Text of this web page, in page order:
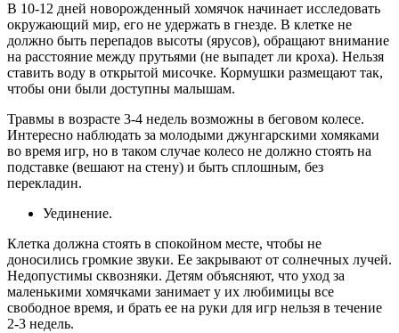
В 10-12 дней новорожденный хомячок начинает исследовать
окружающий мир, его не удержать в гнезде. В клетке не
должно быть перепадов высоты (ярусов), обращают внимание
на расстояние между прутьями (не выпадет ли кроха). Нельзя
ставить воду в открытой мисочке. Кормушки размещают так,
чтобы они были доступны малышам.
Травмы в возрасте 3-4 недель возможны в беговом колесе.
Интересно наблюдать за молодыми джунгарскими хомяками
во время игр, но в таком случае колесо не должно стоять на
подставке (вешают на стену) и быть сплошным, без
перекладин.
Уединение.
Клетка должна стоять в спокойном месте, чтобы не
доносились громкие звуки. Ее закрывают от солнечных лучей.
Недопустимы сквозняки. Детям объясняют, что уход за
маленькими хомячками занимает у их любимицы все
свободное время, и брать ее на руки для игр нельзя в течение
2-3 недель.